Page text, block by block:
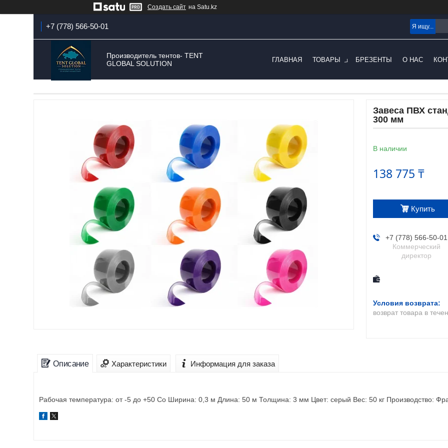
Создать сайт на Satu.kz
+7 (778) 566-50-01
Производитель тентов- TENT
GLOBAL SOLUTION
ГЛАВНАЯ ТОВАРЫ БРЕЗЕНТЫ О НАС
Завеса ПВХ
300 мм
В наличии
138 775 ₸
Купить
+7 (778) 566-50-01
Коммерческий
директор
возврат товара в
Описание Характеристики Информация для заказа
Рабочая температура: от -5 до +50 Co Ширина: 0,3 м Длина: 50 м Толщина: 3 мм Цвет: серый Вес: 50 кг Производство: